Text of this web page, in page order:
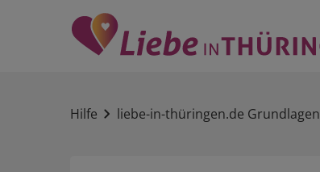
Hilfe liebe-in-thüringen.de Grundlagen